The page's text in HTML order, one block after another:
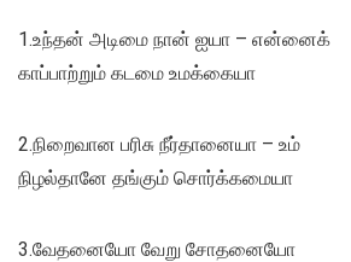
1.உந்தன் அடிமை நான் ஐயா – என்னைக்
காப்பாற்றும் கடமை உமக்கையா
2.நிறைவான பரிசு நீர்தானையா – உம்
நிழல்தானே தங்கும் சொர்க்கமையா
3.வேதனையோ வேறு சோதனையோ